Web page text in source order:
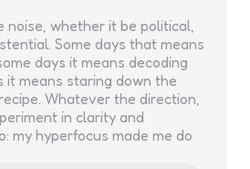
noise, whether it be political,
Some days that means
days it means decoding
it means staring down the
Whatever the direction,
in clarity and
my hyperfocus made me do